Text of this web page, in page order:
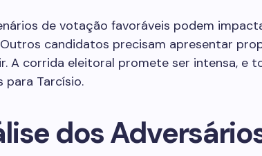
de votação favoráveis podem
candidatos precisam apresentar
A corrida eleitoral promete ser intensa, e
para Tarcísio.
dos